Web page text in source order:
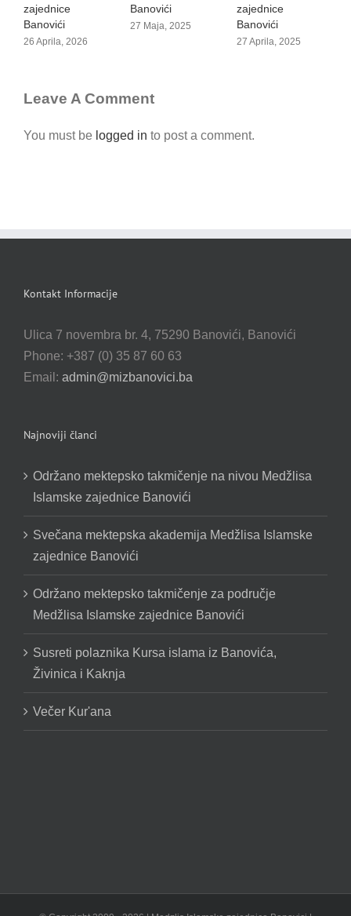
zajednice
Banovići
26 Aprila, 2026
Banovići
27 Maja, 2025
zajednice
Banovići
27 Aprila, 2025
Leave A Comment
You must be logged in to post a comment.
Kontakt Informacije
Ulica 7 novembra br. 4, 75290 Banovići, Banovići
Phone: +387 (0) 35 87 60 63
Email: admin@mizbanovici.ba
Najnoviji članci
Održano mektepsko takmičenje na nivou Medžlisa
Islamske zajednice Banovići
Svečana mektepska akademija Medžlisa Islamske
zajednice Banovići
Održano mektepsko takmičenje za područje
Medžlisa Islamske zajednice Banovići
Susreti polaznika Kursa islama iz Banovića,
Živinica i Kaknja
Večer Kur'ana